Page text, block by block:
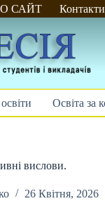
САЙТ Контакти
Освіта за
вислови.
26 Квітня, 2026